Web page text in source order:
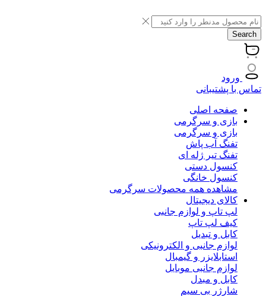
Search
ورود
تماس با پشتیبانی
صفحه اصلی
بازی و سرگرمی
بازی و سرگرمی
تفنگ آب پاش
تفنگ تیر ژله ای
کنسول دستی
کنسول خانگی
مشاهده همه محصولات سرگرمی
کالای دیجیتال
لپ تاپ و لوازم جانبی
کیف لپ تاپ
کابل و تبدیل
لوازم جانبی و الکترونیکی
استابلایزر و گیمبال
لوازم جانبی موبایل
کابل و مبدل
شارژر بی سیم